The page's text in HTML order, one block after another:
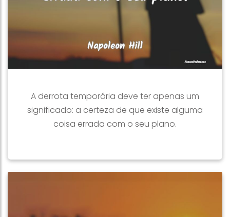
A derrota temporária deve ter apenas um
significado: a certeza de que existe alguma
coisa errada com o seu plano.